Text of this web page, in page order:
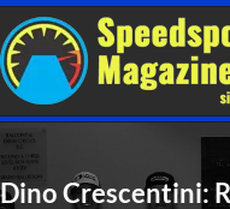
Dino Crescentini: